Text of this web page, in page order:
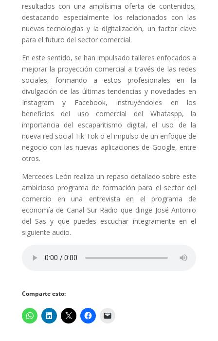
resultados con una amplísima oferta de contenidos,
destacando especialmente los relacionados con las
nuevas tecnologías y la digitalización, un factor clave
para el futuro del sector comercial.
En este sentido, se han impulsado talleres enfocados a
mejorar la proyección comercial a través de las redes
sociales, formando a estos profesionales en la
divulgación de las últimas tendencias y novedades en
Instagram y Facebook, instruyéndoles en los
beneficios del uso comercial del Whataspp, la
importancia del escaparitismo digital, el uso de la
nueva red social Tik Tok o el impulso de un enfoque de
negocio con las nuevas aplicaciones de Google, entre
otros.
Mercedes León realiza un repaso detallado sobre este
ambicioso programa de formación para el sector del
comercio en una entrevista en el programa de
economía de Canal Sur Radio que dirige José Antonio
del Sas y que puedes escuchar íntegramente en el
siguiente audio.
Comparte esto: